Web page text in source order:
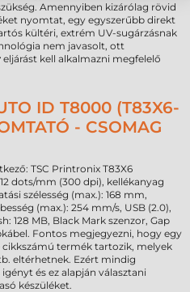
Amennyiben kizárólag rövid
nyomtat, egy egyszerűbb direkt
kültéri, extrém UV-sugárzásnak
nem javasolt, ott
eljárást kell alkalmazni megfelelő
ID T8000 (T83X6-
- CSOMAG
TSC Printronix T83X6
dots/mm (300 dpi), kellékanyag
szélesség (max.): 168 mm,
(max.): 254 mm/s, USB (2.0),
128 MB, Black Mark szenzor, Gap
Fontos megjegyezni, hogy egy
termék tartozik, melyek
eltérhetnek. Ezért mindig
és ez alapján választani
készüléket.